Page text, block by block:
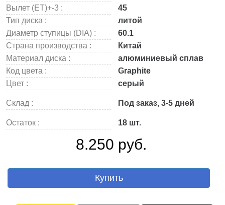
Вылет (ET)+-3 :
45
Тип диска :
литой
Диаметр ступицы (DIA) :
60.1
Страна производства :
Китай
Материал диска :
алюминиевый сплав
Код цвета :
Graphite
Цвет :
серый
Склад : Под заказ, 3-5 дней
Остаток : 18 шт.
8.250 руб.
Купить